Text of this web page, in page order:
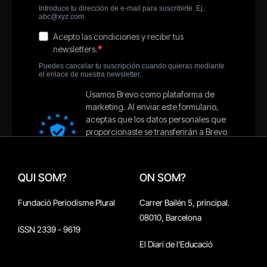
QUI SOM?
Fundació Periodisme Plural
ISSN 2339 - 9619
ON SOM?
Carrer Bailén 5, principal.
08010, Barcelona
El Diari de l'Educació